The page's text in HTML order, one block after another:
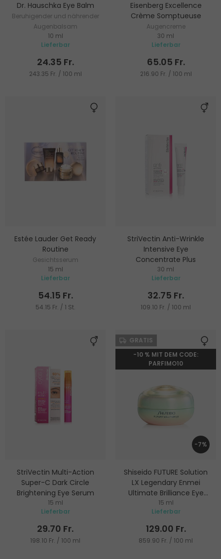
Dr. Hauschka Eye Balm
Beruhigender und nährender
Augenbalsam
10 ml
Lieferbar
24.35 Fr.
243.35 Fr. / 100 ml
Eisenberg Excellence
Crème Somptueuse
Augencreme
30 ml
Lieferbar
65.05 Fr.
216.90 Fr. / 100 ml
Estée Lauder Get Ready
Routine
Gesichtsserum
15 ml
Lieferbar
54.15 Fr.
54.15 Fr. / 1 St.
StriVectin Anti-Wrinkle
Intensive Eye
Concentrate Plus
Augencreme
30 ml
Lieferbar
32.75 Fr.
109.10 Fr. / 100 ml
StriVectin Multi-Action
Super-C Dark Circle
Brightening Eye Serum
Augenserum
15 ml
Lieferbar
29.70 Fr.
198.10 Fr. / 100 ml
GRATIS
-10 % MIT DEM CODE:
PARFIMO10
-7%
Shiseido FUTURE Solution
LX Legendary Enmei
Ultimate Brilliance Eye
Cream
Augencreme
15 ml
Lieferbar
129.00 Fr.
859.90 Fr. / 100 ml